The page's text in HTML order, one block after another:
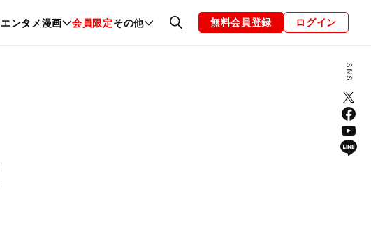
エンタメ漫画 会員限定その他
グルメ ファッション 恋愛・結婚 編集部 お知らせ
無料会員登録 ログイン